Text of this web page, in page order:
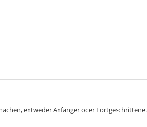
entweder Anfänger oder Fortgeschrittene.